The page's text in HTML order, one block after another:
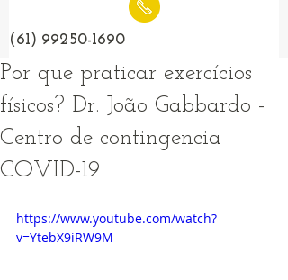
(61) 99250-1690
Por que praticar exercícios
físicos? Dr. João Gabbardo -
Centro de contingencia
COVID-19
https://www.youtube.com/watch?
v=YtebX9iRW9M